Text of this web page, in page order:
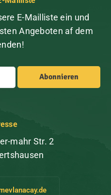
E-Mailliste ein und
Angeboten af dem
mahr Str. 2